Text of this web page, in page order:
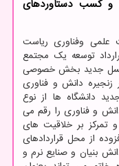
و كسب دستاوردهای
علمی وفناوری ریاست
توسعه یک مجتمع
نسل جدید بخش خصوصی
زنجیره دانش و فناوری
دانشگاه ها از نوع
و فناوری را رقم می
و تمرکز بر خلاقیت های
از محل قراردادهای
بنیان و صنایع نرم و